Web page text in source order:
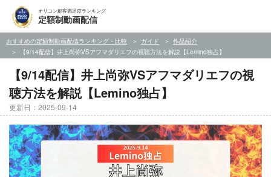
オリコン顧客満足度ランキング
定額制動画配信
おすすめの定額制動画配信ランキング・比較 ガイド
作品紹介
【9/14配信】井上尚弥VSアフマダリエフの視聴方法を解説【Lemino独占】
【9/14配信】井上尚弥VSアフマダリエフの視
聴方法を解説【Lemino独占】
更新日：2025-09-14